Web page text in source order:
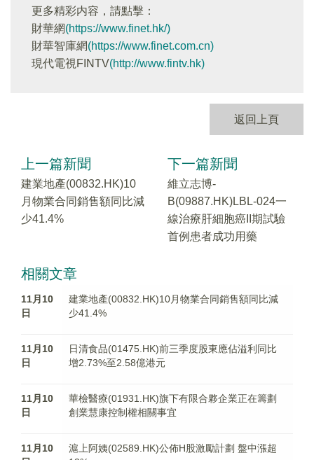
更多精彩内容，請點擊：
財華網(https://www.finet.hk/)
財華智庫網(https://www.finet.com.cn)
現代電視FINTV(http://www.fintv.hk)
返回上頁
上一篇新聞
建業地產(00832.HK)10
月物業合同銷售額同比減
少41.4%
下一篇新聞
維立志博-
B(09887.HK)LBL-024一
線治療肝細胞癌II期試驗
首例患者成功用藥
相關文章
11月10
日
建業地產(00832.HK)10月物業合同銷售額同比減
少41.4%
11月10
日
日清食品(01475.HK)前三季度股東應佔溢利同比
增2.73%至2.58億港元
11月10
日
華檢醫療(01931.HK)旗下有限合夥企業正在籌劃
創業慧康控制權相關事宜
11月10
滬上阿姨(02589.HK)公佈H股激勵計劃 盤中漲超